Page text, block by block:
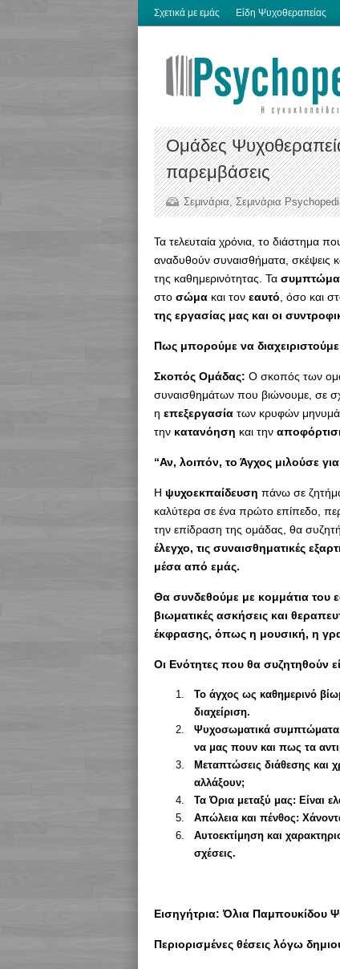
Σχετικά με εμάς Είδη Ψυχοθεραπείας
Ομάδες
παρεμβάσεις
Σεμινάρια,Σεμινάρια
Τα τελευταία χρόνια, το διάστημα
αναδυθούν συναισθήματα, σκέψεις
της καθημερινότητας. Τα
στο σώμα και τον εαυτό , όσο και
της εργασίας μας και οι
Πως μπορούμε να
Σκοπός Ομάδας: Ο σκοπός των
συναισθημάτων που βιώνουμε, σε
η επεξεργασία των κρυφών
την κατανόηση και την
“Αν, λοιπόν, το Άγχος μιλούσε
Η ψυχοεκπαίδευση πάνω σε
καλύτερα σε ένα πρώτο επίπεδο,
την επίδραση της ομάδας, θα
έλεγχο, τις συναισθηματικές
μέσα από εμάς.
Θα συνδεθούμε με κομμάτια του
βιωματικές ασκήσεις και
έκφρασης, όπως η μουσική, η
Οι Ενότητες που θα συζητηθούν
Το άγχος ως καθημερινό
διαχείριση.
Ψυχοσωματικά
να μας πουν και πως τα
Μεταπτώσεις διάθεσης και
αλλάξουν;
Τα Όρια μεταξύ μας: Είναι
Απώλεια και πένθος:
Αυτοεκτίμηση και
σχέσεις.
Εισηγήτρια: Όλια Παμπουκίδου
Περιορισμένες θέσεις λόγω